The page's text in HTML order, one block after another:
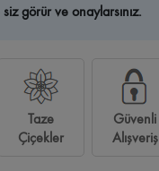
görür ve onaylarsınız.
Taze
Çiçekler
Güvenli
Alışveriş